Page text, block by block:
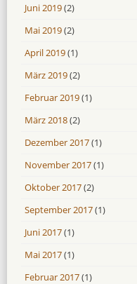
Juni 2019(2)
Mai 2019(2)
April 2019(1)
März 2019(2)
Februar 2019(1)
März 2018(2)
Dezember 2017(1)
November 2017(1)
Oktober 2017(2)
September 2017(1)
Juni 2017(1)
Mai 2017(1)
Februar 2017(1)